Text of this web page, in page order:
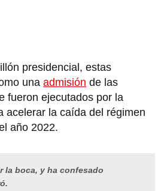
presidencial, estas
una admisión de las
fueron ejecutados por la
acelerar la caída del régimen
año 2022.
la boca, y ha confesado